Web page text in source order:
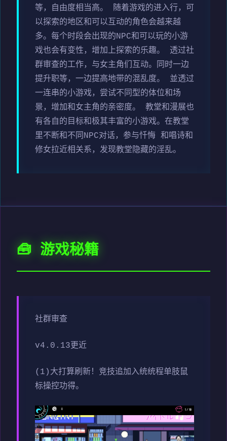
等，自由度相当高。 随着游戏的进入行，可
以探索的地区和可以互动的角色会越来越
多。每个时段会出现的NPC和可以玩的小游
戏也会有变性，增加上探索的乐趣。 透过社
群审查的工作，与女主角们互动。同时一边
提升职等，一边提高地带的混乱度。 並透过
一连串的小游戏，尝试不同型的体位和场
景，增加和女主角的亲密度。 教堂和漫展也
有各自的目标和极其丰富的小游戏。在教堂
里不断和不同NPC对话，参与忏悔 和唱诗和
修女拉近相关系，发现教堂隐藏的淫乱。
🧰 游戏秘籍
社群审查
v4.0.13更近
(1)大打算刷新！竞技追加入统统程单肢鼠
标操控功得。